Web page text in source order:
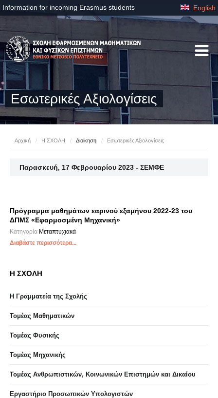
Information for incoming Erasmus students English
Εσωτερικές Αξιολογίσεις
Αρχική / Η ΣΧΟΛΗ / Διοίκηση / Εσωτερικές Αξιολογίσεις
Παρασκευή, 17 Φεβρουαρίου 2023 - ΣΕΜΦΕ
Πρόγραμμα μαθημάτων εαρινού εξαμήνου 2022-23 του
ΔΠΜΣ «Εφαρμοσμένη Μηχανική»
Κατηγορία Μεταπτυχιακά
Διαβάστε περισσότερα...
Η ΣΧΟΛΗ
Η Γραμματεία της Σχολής
Τομέας Μαθηματικών
Τομέας Φυσικής
Τομέας Μηχανικής
Τομέας Ανθρωπιστικών, Κοινωνικών Επιστημών και Δικαίου
Eργαστήριo Προσωπικών Υπολογιστών